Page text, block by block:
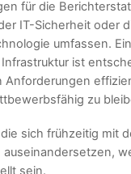
für die
IT-Sicherheit oder
umfassen.
ist
Anforderungen
zu
sich frühzeitig mit
auseinandersetzen,
sein.